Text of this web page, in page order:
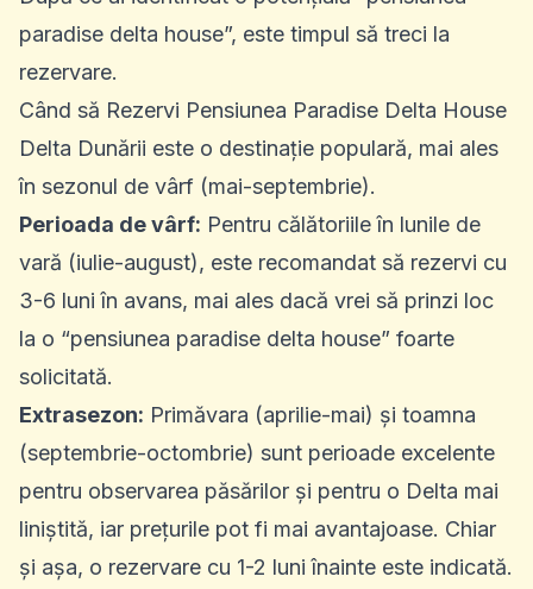
paradise delta house”, este timpul să treci la
rezervare.
Când să Rezervi Pensiunea Paradise Delta House
Delta Dunării este o destinație populară, mai ales
în sezonul de vârf (mai-septembrie).
Perioada de vârf: Pentru călătoriile în lunile de
vară (iulie-august), este recomandat să rezervi cu
3-6 luni în avans, mai ales dacă vrei să prinzi loc
la o “pensiunea paradise delta house” foarte
solicitată.
Extrasezon: Primăvara (aprilie-mai) și toamna
(septembrie-octombrie) sunt perioade excelente
pentru observarea păsărilor și pentru o Delta mai
liniștită, iar prețurile pot fi mai avantajoase. Chiar
și așa, o rezervare cu 1-2 luni înainte este indicată.